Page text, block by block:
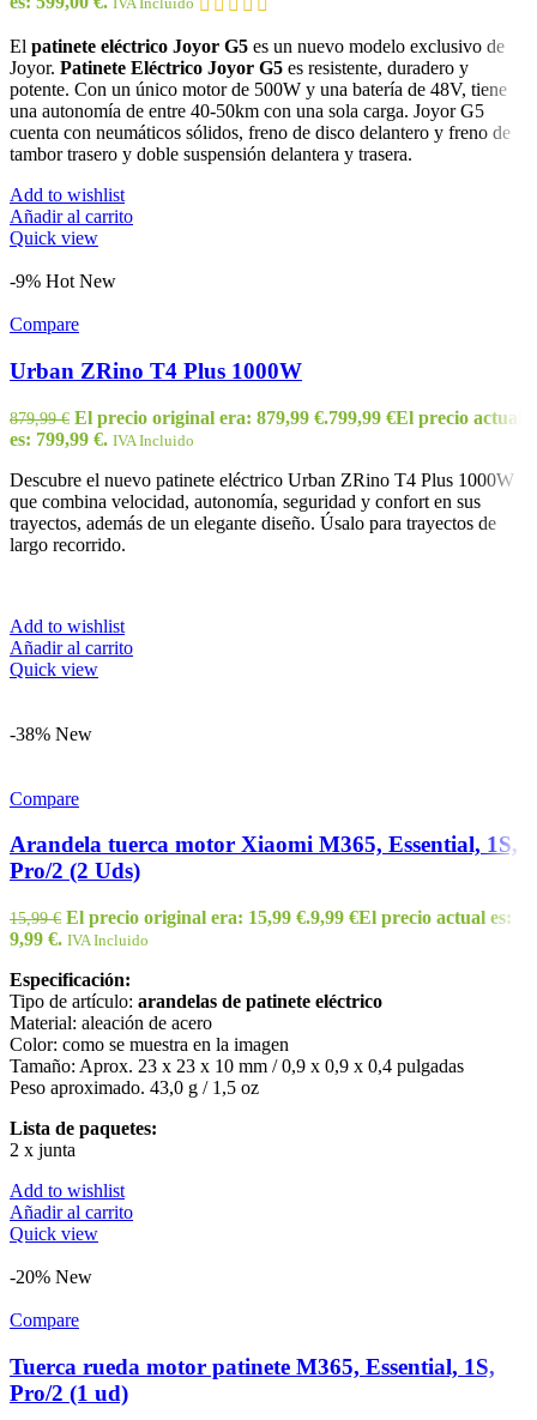
El patinete eléctrico Joyor G5 es un nuevo modelo exclusivo de
Joyor. Patinete Eléctrico Joyor G5 es resistente, duradero y
potente. Con un único motor de 500W y una batería de 48V, tiene
una autonomía de entre 40-50km con una sola carga. Joyor G5
cuenta con neumáticos sólidos, freno de disco delantero y freno de
tambor trasero y doble suspensión delantera y trasera.
Add to wishlist
Añadir al carrito
Quick view
-9% Hot New
Compare
Urban ZRino T4 Plus 1000W
879,99€ El precio original era: 879,99 €.799,99 €El precio actual
es: 799,99 €. IVA Incluido
Descubre el nuevo patinete eléctrico Urban ZRino T4 Plus 1000W
que combina velocidad, autonomía, seguridad y confort en sus
trayectos, además de un elegante diseño. Úsalo para trayectos de
largo recorrido.
Add to wishlist
Añadir al carrito
Quick view
-38% New
Compare
Arandela tuerca motor Xiaomi M365, Essential, 1S,
Pro/2 (2 Uds)
15,99€ El precio original era: 15,99 €.9,99 €El precio actual es:
9,99 €. IVA Incluido
Especificación:
Tipo de artículo: arandelas de patinete eléctrico
Material: aleación de acero
Color: como se muestra en la imagen
Tamaño: Aprox. 23 x 23 x 10 mm / 0,9 x 0,9 x 0,4 pulgadas
Peso aproximado. 43,0 g / 1,5 oz
Lista de paquetes:
2 x junta
Add to wishlist
Añadir al carrito
Quick view
-20% New
Compare
Tuerca rueda motor patinete M365, Essential, 1S,
Pro/2 (1 ud)